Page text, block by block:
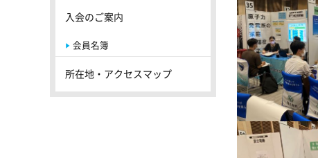
入会のご案内
会員名簿
所在地・アクセスマップ